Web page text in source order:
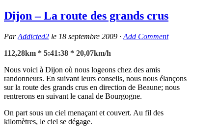
Dijon – La route des grands crus
ParAddicted2 le 18 septembre 2009 · Add Comment
112,28km * 5:41:38 * 20,07km/h
Nous voici à Dijon où nous logeons chez des amis
randonneurs. En suivant leurs conseils, nous nous élançons
sur la route des grands crus en direction de Beaune; nous
rentrerons en suivant le canal de Bourgogne.
On part sous un ciel menaçant et couvert. Au fil des
kilomètres, le ciel se dégage.